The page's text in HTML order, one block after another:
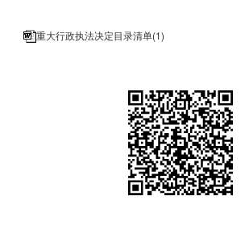
重大行政执法决定目录清单(1)